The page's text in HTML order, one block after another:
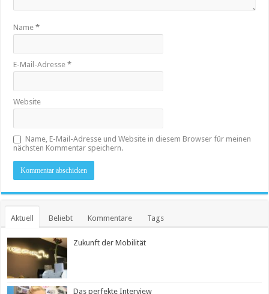
Name*
E-Mail-Adresse*
Website
Name, E-Mail-Adresse und Website in diesem Browser für meinen
nächsten Kommentar speichern.
Aktuell Beliebt Kommentare Tags
Zukunft der Mobilität
Das perfekte Interview